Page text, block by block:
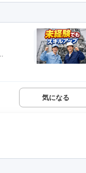
気になる